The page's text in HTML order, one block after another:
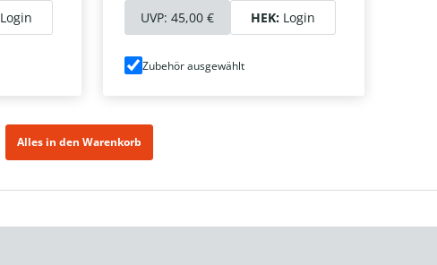
Login UVP: 45,00 € HEK: Login
Zubehör ausgewählt
Alles in den Warenkorb